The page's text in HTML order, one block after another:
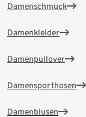
Damenschmuck
Damenkleider
Damenpullover
Damensporthosen
Damenblusen